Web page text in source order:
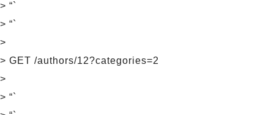
> “`
> “`
>
> GET /authors/12?categories=2
>
> “`